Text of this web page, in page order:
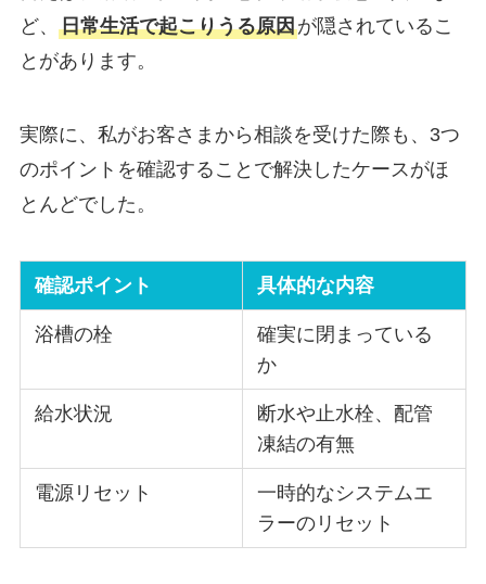
ど、 日常生活で起こりうる原因が隠されているこ
とがあります。
実際に、私がお客さまから相談を受けた際も、3つ
のポイントを確認することで解決したケースがほ
とんどでした。
確認ポイント 具体的な内容
浴槽の栓
確実に閉まっている
か
給水状況
断水や止水栓、配管
凍結の有無
電源リセット
一時的なシステムエ
ラーのリセット